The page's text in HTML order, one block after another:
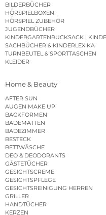
BILDERBÜCHER
HÖRSPIELBOXEN
HÖRSPIEL ZUBEHÖR
JUGENDBÜCHER
SACHBÜCHER & KINDERLEXIKA
TURNBEUTEL & SPORTTASCHEN
KLEIDER
Home & Beauty
AFTER SUN
AUGEN MAKE UP
BACKFORMEN
BADEMATTEN
BADEZIMMER
BESTECK
BETTWÄSCHE
DEO & DEODORANTS
GÄSTETÜCHER
GESICHTSCREME
GESICHTSPFLEGE
GESICHTSREINIGUNG HERREN
GRILLER
HANDTÜCHER
KERZEN